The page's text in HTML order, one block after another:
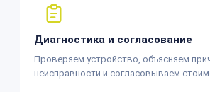
Диагностика и согласование
Проверяем устройство, объясняем
неисправности и согласовываем